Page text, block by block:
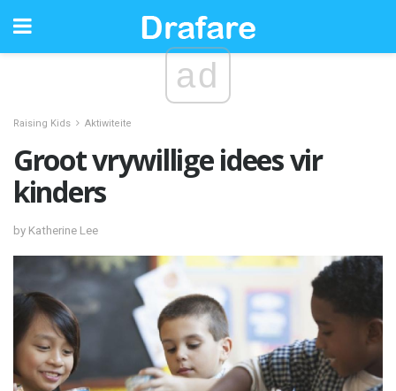
ad
Raising Kids Aktiwiteite
Groot vrywillige idees vir
kinders
by Katherine Lee